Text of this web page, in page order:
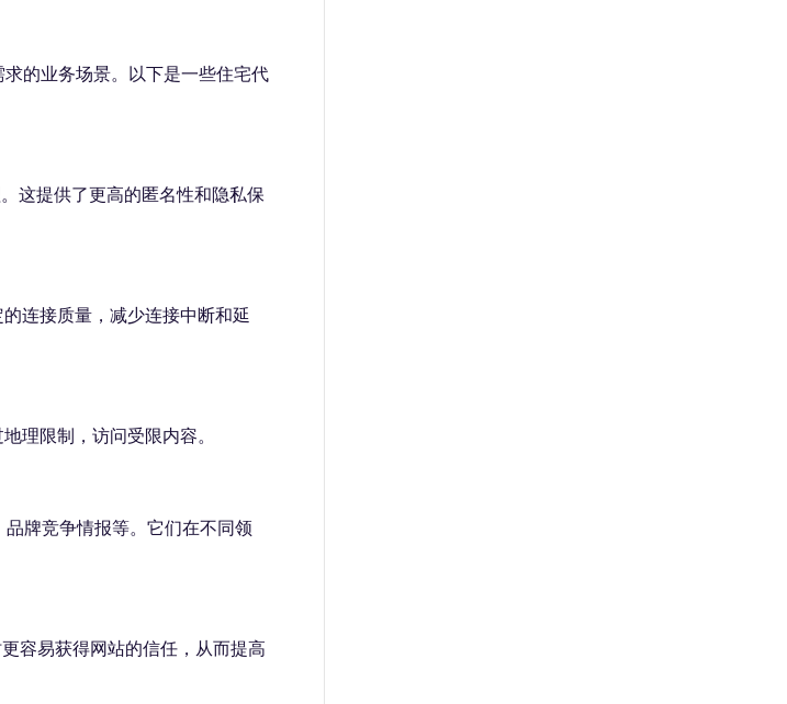
的业务场景。以下是一些住宅代
这提供了更高的匿名性和隐私保
连接质量，减少连接中断和延
理限制，访问受限内容。
牌竞争情报等。它们在不同领
容易获得网站的信任，从而提高